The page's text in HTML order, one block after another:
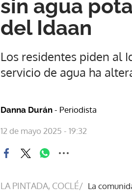
sin agua
del Idaan
Los residentes piden al
servicio de agua ha
Danna Durán - Periodista
12 de mayo 2025 - 19:32
LA PINTADA, COCLÉ/ La